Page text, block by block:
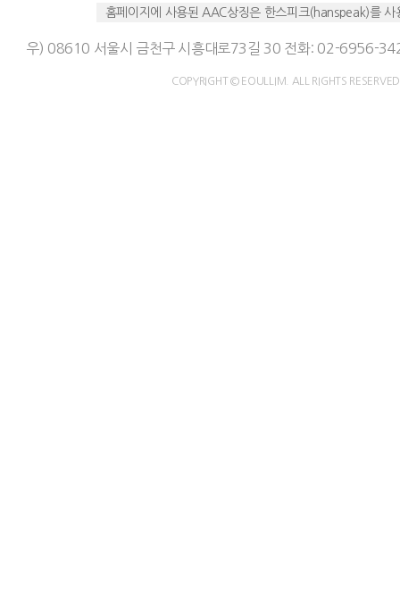
홈페이지에 사용된 AAC상징은 한스피크(hanspeak)를 사
우) 08610 서울시 금천구 시흥대로73길 30 전화: 02-6956-
COPYRIGHT © EOULLIM. ALL RIGHTS RESERVED